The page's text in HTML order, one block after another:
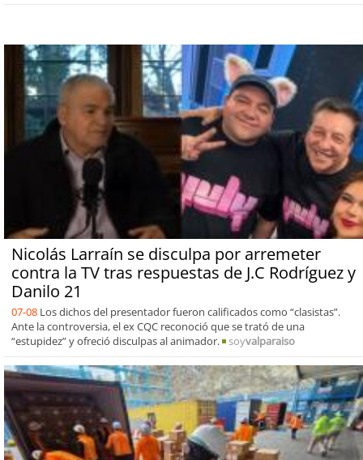
Nicolás Larraín se disculpa por arremeter
contra la TV tras respuestas de J.C Rodríguez y
Danilo 21
07-08 Los dichos del presentador fueron calificados como “clasistas”.
Ante la controversia, el ex CQC reconoció que se trató de una
“estupidez” y ofreció disculpas al animador.
soyvalparaiso